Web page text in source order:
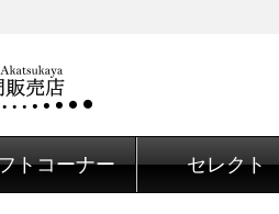
トコーナー セレクト